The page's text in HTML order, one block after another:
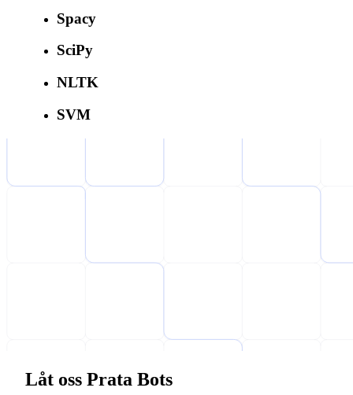
Spacy
SciPy
NLTK
SVM
Låt oss Prata Bots